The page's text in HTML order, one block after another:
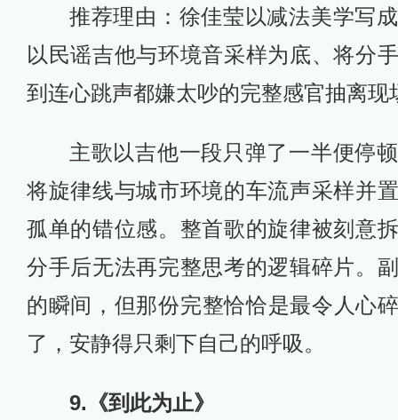
推荐理由：徐佳莹以减法美学写
以民谣吉他与环境音采样为底、将分
到连心跳声都嫌太吵的完整感官抽离现
主歌以吉他一段只弹了一半便停
将旋律线与城市环境的车流声采样并
孤单的错位感。整首歌的旋律被刻意
分手后无法再完整思考的逻辑碎片。
的瞬间，但那份完整恰恰是最令人
了，安静得只剩下自己的呼吸。
9.《到此为止》